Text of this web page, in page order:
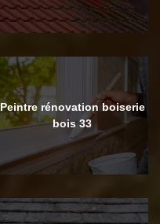
Peintre rénovation boiserie
bois 33